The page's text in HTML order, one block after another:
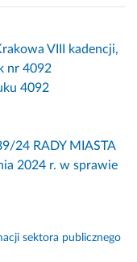
VIII kadencji,
nr 4092
4092
24 RADY MIASTA
2024 r. w sprawie
sektora publicznego